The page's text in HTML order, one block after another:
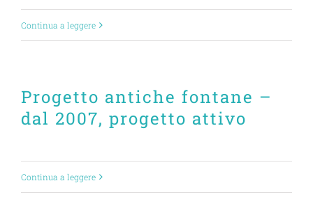
Continua a leggere
Progetto antiche fontane –
dal 2007, progetto attivo
Continua a leggere